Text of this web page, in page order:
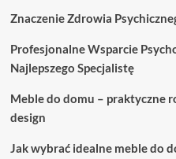
taras
elegancja
i
w
Znaczenie Zdrowia
Profesjonalne Wsparcie
Najlepszego Specjalistę
Meble do domu – praktyczne
design
Jak wybrać idealne meble do